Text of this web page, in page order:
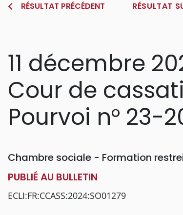
RÉSULTAT PRÉCÉDENT RÉSULTAT
11 décembre
Cour de
Pourvoi n° 23-
Chambre sociale - Formation
PUBLIÉ AU BULLETIN
ECLI:FR:CCASS:2024:SO01279